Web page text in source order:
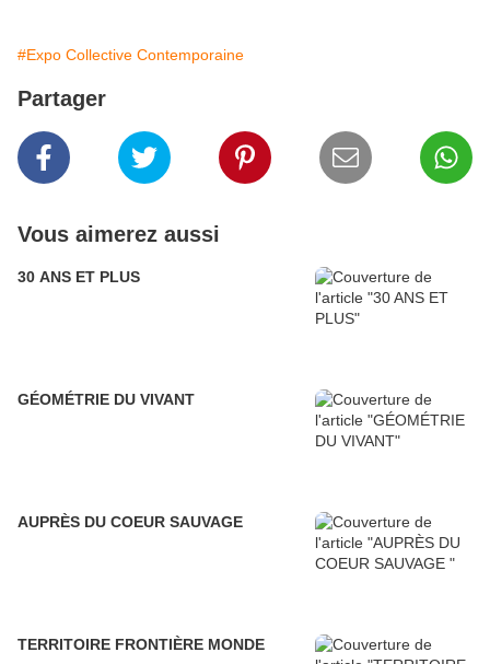
#Expo Collective Contemporaine
Partager
Vous aimerez aussi
30 ANS ET PLUS
GÉOMÉTRIE DU VIVANT
AUPRÈS DU COEUR SAUVAGE
TERRITOIRE FRONTIÈRE MONDE